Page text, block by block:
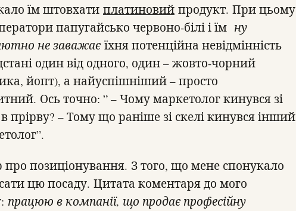
їм штовхати платиновий продукт. При цьому
папугайсько червоно-білі і їм ну
не заважаєїхня потенційна невідмінність
один від одного, один – жовто-чорний
йопт), а найуспішніший – просто
Ось точно: ” – Чому маркетолог кинувся зі
в прірву? – Тому що раніше зі скелі кинувся інший
про позиціонування. З того, що мене спонукало
цю посаду. Цитата коментаря до мого
працюю в компанії, що продає професійну